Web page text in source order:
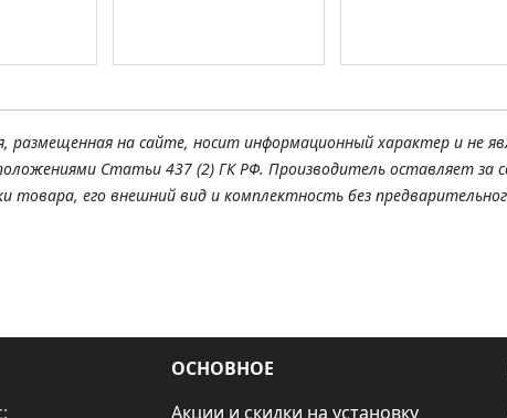
размещенная на сайте, носит информационный характер и не
Статьи 437 (2) ГК РФ. Производитель оставляет за
товара, его внешний вид и комплектность без
ОСНОВНОЕ
Акции и скидки на установку